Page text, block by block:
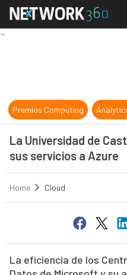
La
Premios Computing
La Universidad de
sus servicios a Azure
Home Cloud
La eficiencia de los